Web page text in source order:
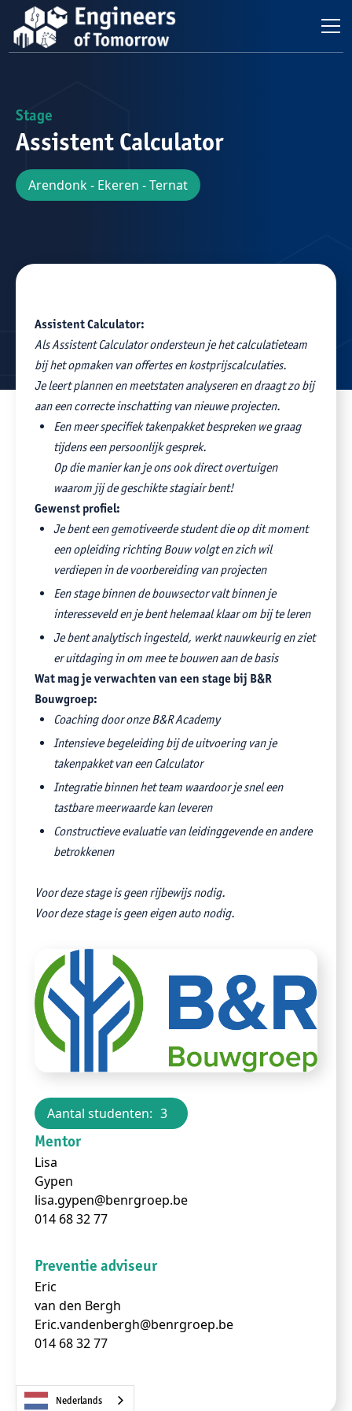
Stage
Assistent Calculator
Arendonk - Ekeren - Ternat
Assistent Calculator:
Als Assistent Calculator ondersteun je het calculatieteam
bij het opmaken van offertes en kostprijscalculaties.
Je leert plannen en meetstaten analyseren en draagt zo bij
aan een correcte inschatting van nieuwe projecten.
Een meer specifiek takenpakket bespreken we graag
tijdens een persoonlijk gesprek.
Op die manier kan je ons ook direct overtuigen
waarom jij de geschikte stagiair bent!
Gewenst profiel:
Je bent een gemotiveerde student die op dit moment
een opleiding richting Bouw volgt en zich wil
verdiepen in de voorbereiding van projecten
Een stage binnen de bouwsector valt binnen je
interesseveld en je bent helemaal klaar om bij te leren
Je bent analytisch ingesteld, werkt nauwkeurig en ziet
er uitdaging in om mee te bouwen aan de basis
Wat mag je verwachten van een stage bij B&R
Bouwgroep:
Coaching door onze B&R Academy
Intensieve begeleiding bij de uitvoering van je
takenpakket van een Calculator
Integratie binnen het team waardoor je snel een
tastbare meerwaarde kan leveren
Constructieve evaluatie van leidinggevende en andere
betrokkenen
Voor deze stage is geen rijbewijs nodig.
Voor deze stage is geen eigen auto nodig.
Aantal studenten: 3
Mentor
Lisa
Gypen
lisa.gypen@benrgroep.be
014 68 32 77
Preventie adviseur
Eric
van den Bergh
Eric.vandenbergh@benrgroep.be
014 68 32 77
Nederlands